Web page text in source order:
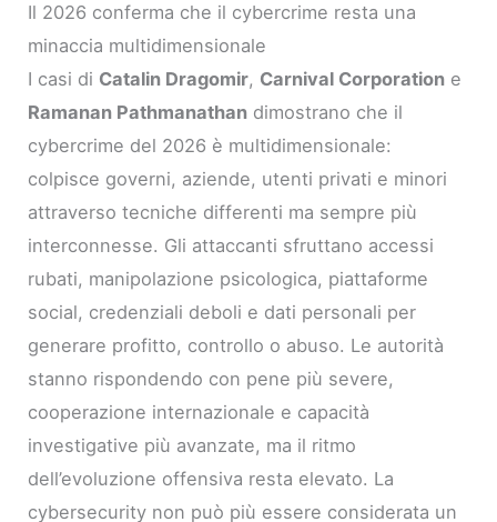
Il 2026 conferma che il cybercrime resta una
minaccia multidimensionale
I casi di Catalin Dragomir, Carnival Corporation e
Ramanan Pathmanathan dimostrano che il
cybercrime del 2026 è multidimensionale:
colpisce governi, aziende, utenti privati e minori
attraverso tecniche differenti ma sempre più
interconnesse. Gli attaccanti sfruttano accessi
rubati, manipolazione psicologica, piattaforme
social, credenziali deboli e dati personali per
generare profitto, controllo o abuso. Le autorità
stanno rispondendo con pene più severe,
cooperazione internazionale e capacità
investigative più avanzate, ma il ritmo
dell’evoluzione offensiva resta elevato. La
cybersecurity non può più essere considerata un